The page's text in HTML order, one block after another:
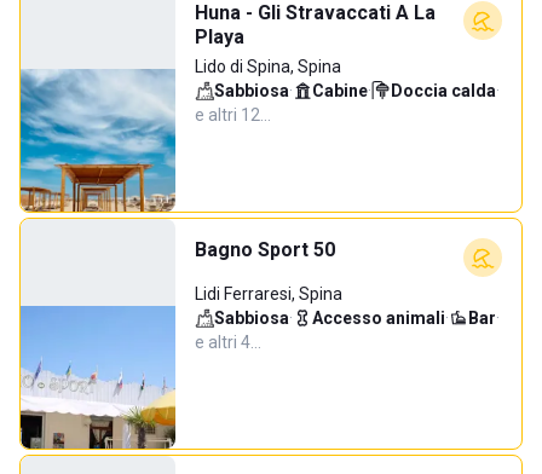
Huna - Gli Stravaccati A La
Playa
Lido di Spina, Spina
Sabbiosa· Cabine· Doccia calda·
e altri 12…
Bagno Sport 50
Lidi Ferraresi, Spina
Sabbiosa· Accesso animali· Bar·
e altri 4…